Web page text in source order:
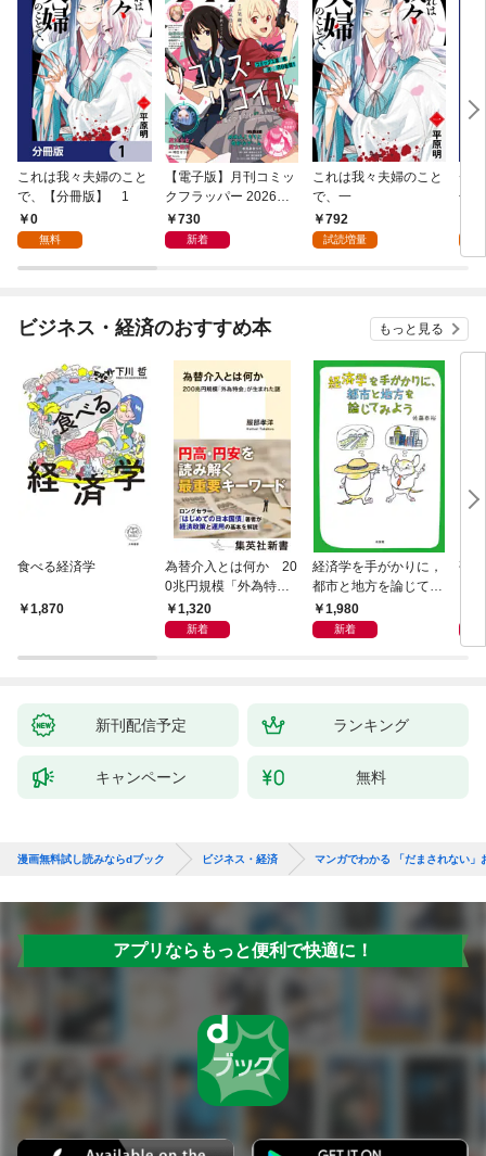
これは我々夫婦のこと
で、【分冊版】 1
0
無料
【電子版】月刊コミッ
クフラッパー 2026年9
月号730
新着
これは我々夫婦のこと
で、一
792
試読増量
チ
冊
ビジネス・経済のおすすめ本 もっと見る
食べる経済学
1,870
為替介入とは何か 20
0兆円規模「外為特
会」が生まれた謎
1,320
新着
経済学を手がかりに，
都市と地方を論じてみ
よう1,980
新着
研
新刊配信予定 ランキング
キャンペーン 無料
漫画無料試し読みならdブック ビジネス・経済 マンガでわかる 「だまされない
アプリならもっと便利で快適に！